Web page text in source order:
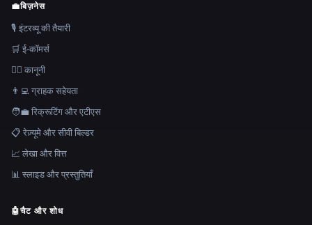
💼बिज़नेस
🎙️ इंटरव्यू की तैयारी
🛒 ई-कॉमर्स
👩‍⚖️ कानूनी
👨‍💻 ग्राहक सहेयता
🧑‍💼 रिक्रूटिंग और एटीएस
📋 रेज़्यूमे और सीवी बिल्डर
📈 लेखा और वित्त
📊 स्लाइड और प्रस्तुतियाँ
🤖चैट और शोध